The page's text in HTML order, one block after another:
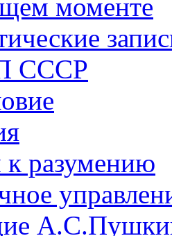
моменте
СССР
разумению